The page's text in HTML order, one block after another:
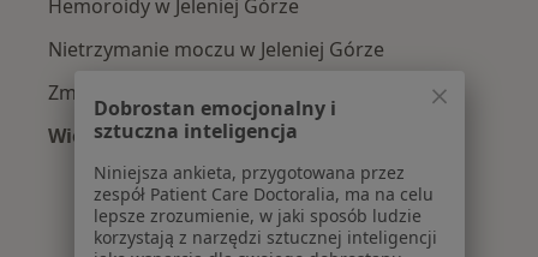
Hemoroidy w Jeleniej Górze
Nietrzymanie moczu w Jeleniej Górze
Zmiany skórne w Jeleniej Górze
Więcej (15)
Więcej w kategorii: Najczęście leczone
Dobrostan emocjonalny i
sztuczna inteligencja
Niniejsza ankieta, przygotowana przez
zespół Patient Care Doctoralia, ma na celu
lepsze zrozumienie, w jaki sposób ludzie
korzystają z narzędzi sztucznej inteligencji